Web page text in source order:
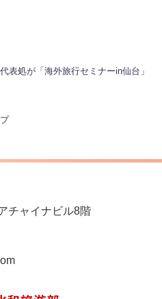
表処が「海外旅行セミナーin仙台」
チャイナビル8階